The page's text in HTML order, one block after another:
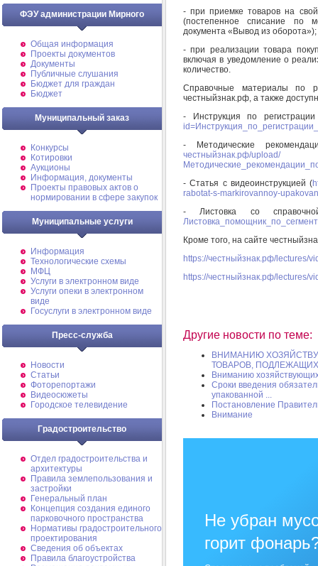
ФЭУ администрации Мирного
Общая информация
Проекты документов
Документы
Публичные слушания
Бюджет для граждан
Бюджет
Муниципальный заказ
Конкурсы
Котировки
Аукционы
Информация, документы
Проекты правовых актов о
нормировании в сфере закупок
Муниципальные услуги
Информация
Технологические схемы
МФЦ
Услуги в электронном виде
Услуги опеки в электронном
виде
Госуслуги в электронном виде
Пресс-служба
Новости
Статьи
Фоторепортажи
Видеосюжеты
Городское телевидение
Градостроительство
Отдел градостроительства и
архитектуры
Правила землепользования и
застройки
Генеральный план
Концепция создания единого
парковочного пространства
Нормативы градостроительного
проектирования
Сведения об объектах
Правила благоустройства
- при приемке товаров на
(постепенное списание по
документа «Вывод из оборота»);
- при реализации товара
включая в уведомление о
количество.
Справочные материалы по
честныйзнак.рф, а также
- Инструкция по
- Методические
честныйзнак.рф/upload/
- Статья с видеоинструкцией (
rabotat-s-markirovannoy-
- Листовка со
Кроме того, на сайте
https://честныйзнак.рф/lectures/
https://честныйзнак.рф/lectures/
Другие новости по теме:
ВНИМАНИЮ
ТОВАРОВ, ПОДЛЕЖАЩИХ
Вниманию
Сроки введения
упакованной ...
Постановление
Внимание
Не убран
горит